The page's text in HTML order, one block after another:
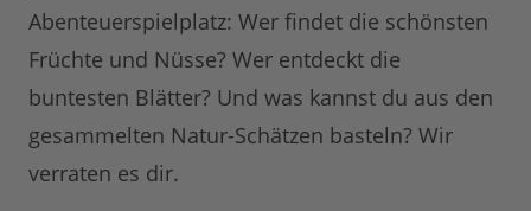
Abenteuerspielplatz: Wer findet die schönsten
Früchte und Nüsse? Wer entdeckt die
buntesten Blätter? Und was kannst du aus den
gesammelten Natur-Schätzen basteln? Wir
verraten es dir.